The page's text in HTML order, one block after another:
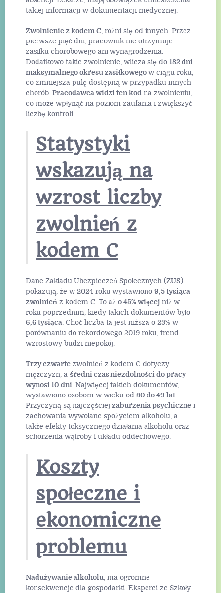
takiej informacji w dokumentacji medycznej.
Zwolnienie z kodem C, różni się od innych. Przez
pierwsze pięć dni, pracownik nie otrzymuje
zasiłku chorobowego ani wynagrodzenia.
Dodatkowo takie zwolnienie, wlicza się do 182 dni
maksymalnego okresu zasiłkowego w ciągu roku,
co zmniejsza pulę dostępną w przypadku innych
chorób. Pracodawca widzi ten kod na zwolnieniu,
co może wpłynąć na poziom zaufania i zwiększyć
liczbę kontroli.
Statystyki
wskazują na
wzrost liczby
zwolnień z
kodem C
Dane Zakładu Ubezpieczeń Społecznych (ZUS)
pokazują, że w 2024 roku wystawiono 9,5 tysiąca
zwolnień z kodem C. To aż o 45% więcej niż w
roku poprzednim, kiedy takich dokumentów było
6,6 tysiąca. Choć liczba ta jest niższa o 23% w
porównaniu do rekordowego 2019 roku, trend
wzrostowy budzi niepokój.
Trzy czwarte zwolnień z kodem C dotyczy
mężczyzn, a średni czas niezdolności do pracy
wynosi 10 dni. Najwięcej takich dokumentów,
wystawiono osobom w wieku od 30 do 49 lat.
Przyczyną są najczęściej zaburzenia psychiczne i
zachowania wywołane spożyciem alkoholu, a
także efekty toksycznego działania alkoholu oraz
schorzenia wątroby i układu oddechowego.
Koszty
społeczne i
ekonomiczne
problemu
Nadużywanie alkoholu, ma ogromne
konsekwencje dla gospodarki. Eksperci ze Szkoły